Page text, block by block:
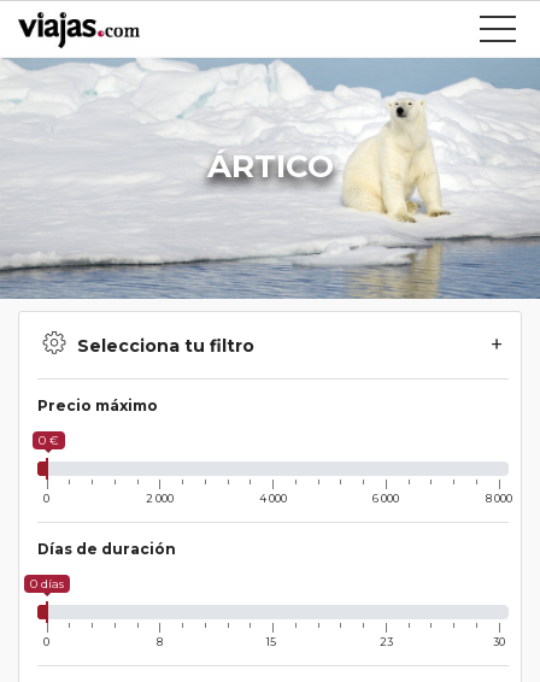
ÁRTICO
Selecciona tu filtro
Precio máximo
0 €
0 2 000 4 000 6 000 8 000
Días de duración
0 días
0 8 15 23 30